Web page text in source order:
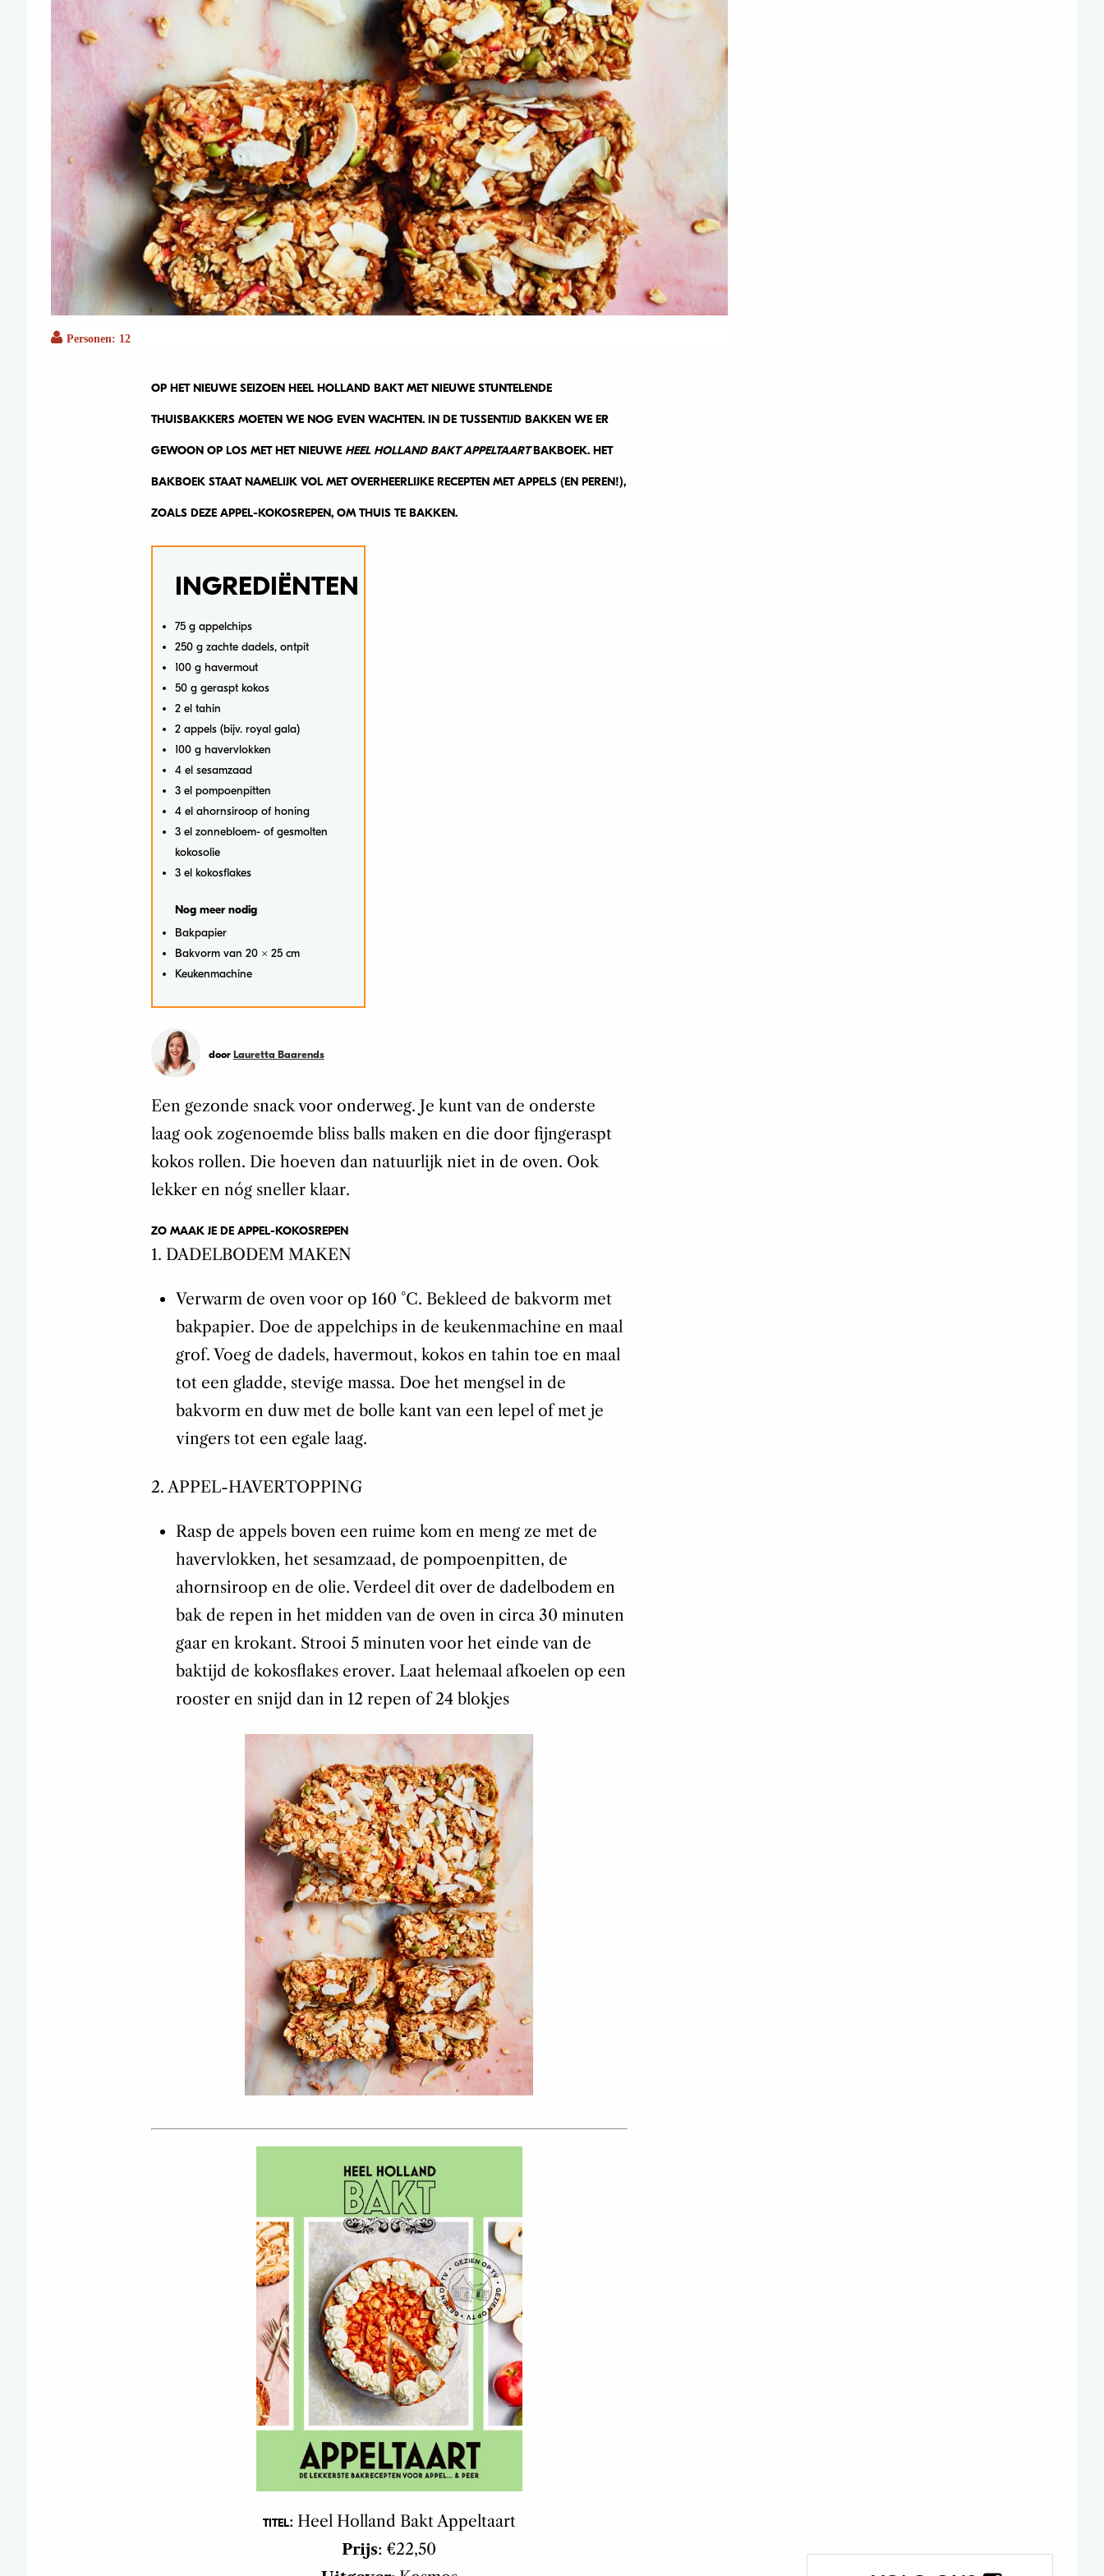
Personen: 12
OP HET NIEUWE SEIZOEN HEEL HOLLAND BAKT MET NIEUWE STUNTELENDE
THUISBAKKERS MOETEN WE NOG EVEN WACHTEN. IN DE TUSSENTIJD BAKKEN WE ER
GEWOON OP LOS MET HET NIEUWE HEEL HOLLAND BAKT APPELTAARTBAKBOEK. HET
BAKBOEK STAAT NAMELIJK VOL MET OVERHEERLIJKE RECEPTEN MET APPELS (EN PEREN!),
ZOALS DEZE APPEL-KOKOSREPEN, OM THUIS TE BAKKEN.
INGREDIËNTEN
75 g appelchips
250 g zachte dadels, ontpit
100 g havermout
50 g geraspt kokos
2 el tahin
2 appels (bijv. royal gala)
100 g havervlokken
4 el sesamzaad
3 el pompoenpitten
4 el ahornsiroop of honing
3 el zonnebloem- of gesmolten
kokosolie
3 el kokosflakes
Nog meer nodig
Bakpapier
Bakvorm van 20 x 25 cm
Keukenmachine
door Lauretta Baarends
Een gezonde snack voor onderweg. Je kunt van de onderste
laag ook zogenoemde bliss balls maken en die door fijngeraspt
kokos rollen. Die hoeven dan natuurlijk niet in de oven. Ook
lekker en nóg sneller klaar.
ZO MAAK JE DE APPEL-KOKOSREPEN
1. DADELBODEM MAKEN
Verwarm de oven voor op 160 °C. Bekleed de bakvorm met
bakpapier. Doe de appelchips in de keukenmachine en maal
grof. Voeg de dadels, havermout, kokos en tahin toe en maal
tot een gladde, stevige massa. Doe het mengsel in de
bakvorm en duw met de bolle kant van een lepel of met je
vingers tot een egale laag.
2. APPEL-HAVERTOPPING
Rasp de appels boven een ruime kom en meng ze met de
havervlokken, het sesamzaad, de pompoenpitten, de
ahornsiroop en de olie. Verdeel dit over de dadelbodem en
bak de repen in het midden van de oven in circa 30 minuten
gaar en krokant. Strooi 5 minuten voor het einde van de
baktijd de kokosflakes erover. Laat helemaal afkoelen op een
rooster en snijd dan in 12 repen of 24 blokjes
TITEL: Heel Holland Bakt Appeltaart
Prijs: €22,50